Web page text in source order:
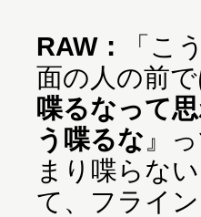
RAW：
「こ
面の人の前
喋るなって
う喋るな 』
まり喋らな
て、フライ